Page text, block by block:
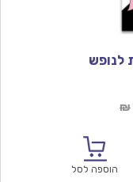
₪
הוספה לסל